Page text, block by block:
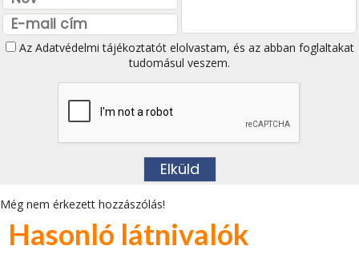
Az Adatvédelmi tájékoztatótelolvastam, és az abban foglaltakat
tudomásul veszem.
Még nem érkezett hozzászólás!
Hasonló látnivalók